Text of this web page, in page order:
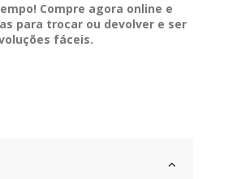
Compre agora online e
para trocar ou devolver e ser
fáceis.